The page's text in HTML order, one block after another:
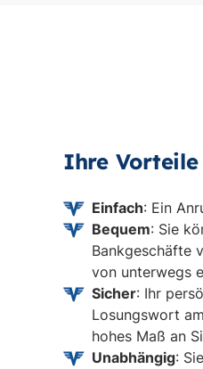
Ihre Vorteile
Einfach: Ein
Bequem: Sie
Bankgeschäfte
von unterwegs
Sicher: Ihr
Losungswort
hohes Maß an
Unabhängig: